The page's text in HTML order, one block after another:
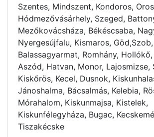
Szentes, Mindszent, Kondoros,
Hódmezővásárhely, Szeged,
Mezőkovácsháza, Békéscsaba,
Nyergesújfalu, Kismaros,
Balassagyarmat, Romhány,
Aszód, Hatvan, Monor,
Kiskőrös, Kecel, Dusnok,
Jánoshalma, Bácsalmás, Kelebia,
Mórahalom, Kiskunmajsa, Kistelek,
Kiskunfélegyháza, Bugac,
Tiszakécske